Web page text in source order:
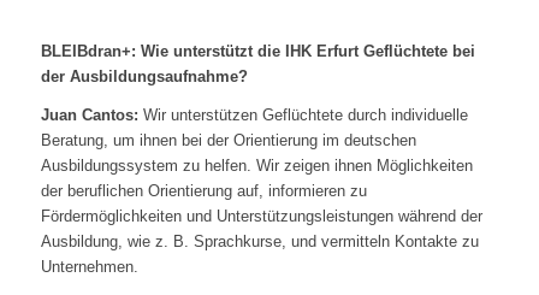
BLEIBdran+: Wie unterstützt die IHK Erfurt Geflüchtete bei
der Ausbildungsaufnahme?
Juan Cantos: Wir unterstützen Geflüchtete durch individuelle
Beratung, um ihnen bei der Orientierung im deutschen
Ausbildungssystem zu helfen. Wir zeigen ihnen Möglichkeiten
der beruflichen Orientierung auf, informieren zu
Fördermöglichkeiten und Unterstützungsleistungen während der
Ausbildung, wie z. B. Sprachkurse, und vermitteln Kontakte zu
Unternehmen.